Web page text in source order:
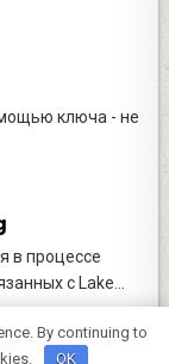
ключа - не
в процессе
с Lake...
By continuing to
OK